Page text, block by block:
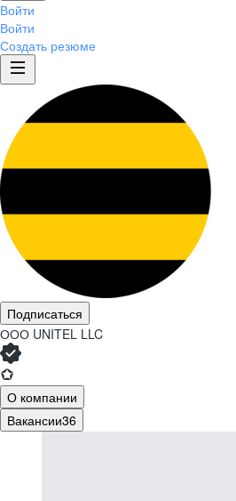
Войти
Войти
Создать резюме
Подписаться
ООО UNITEL LLC
О компании
Вакансии36